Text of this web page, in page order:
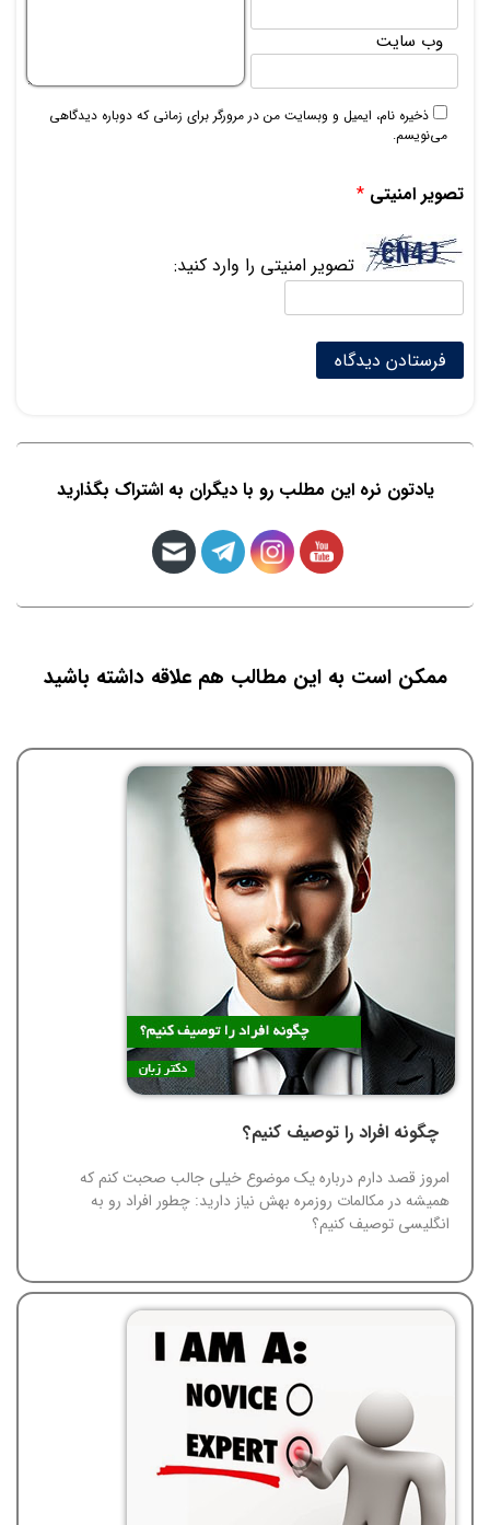
وب‌ سایت
ذخیره نام، ایمیل و وبسایت من در مرورگر برای زمانی که دوباره دیدگاهی
می‌نویسم.
تصویر امنیتی *
تصویر امنیتی را وارد کنید:
یادتون نره این مطلب رو با دیگران به اشتراک بگذارید
ممکن است به این مطالب هم علاقه داشته باشید
چگونه افراد را توصیف کنیم؟
امروز قصد دارم درباره یک موضوع خیلی جالب صحبت کنم که
همیشه در مکالمات روزمره بهش نیاز دارید: چطور افراد رو به
انگلیسی توصیف کنیم؟